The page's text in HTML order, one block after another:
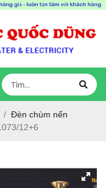
Đèn chùm nến
12+6